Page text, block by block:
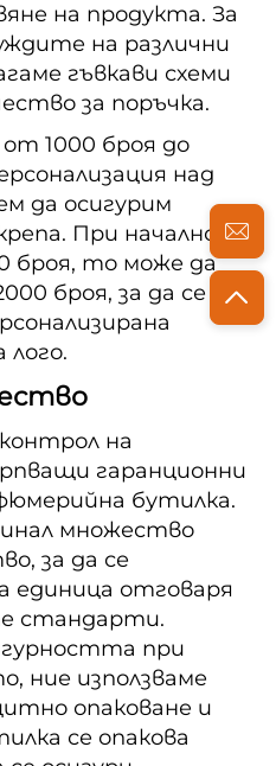
на продукта. За
на различни
гъвкави схеми
за поръчка.
1000 броя до
над
да осигурим
При начално
броя, то може да
броя, за да се
лого.
на
гаранционни
бутилка.
множество
за да се
единица отговаря
стандарти.
при
ние използваме
опаковане и
се опакова